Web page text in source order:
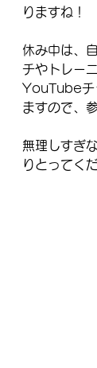
りますね！
休み中は、
チやトレー
YouTubeチ
ますので、
無理しすぎ
りとってく